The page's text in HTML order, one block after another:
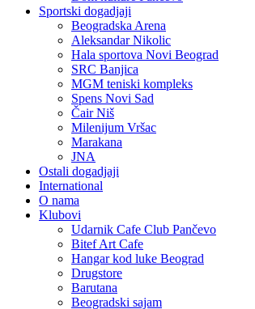
Sportski dogadjaji
Beogradska Arena
Aleksandar Nikolic
Hala sportova Novi Beograd
SRC Banjica
MGM teniski kompleks
Spens Novi Sad
Čair Niš
Milenijum Vršac
Marakana
JNA
Ostali dogadjaji
International
O nama
Klubovi
Udarnik Cafe Club Pančevo
Bitef Art Cafe
Hangar kod luke Beograd
Drugstore
Barutana
Beogradski sajam